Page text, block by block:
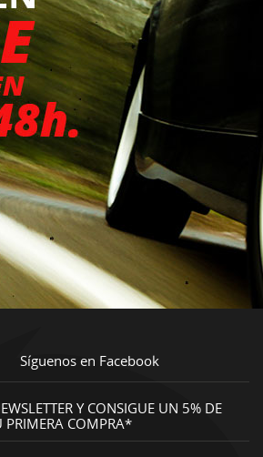
Síguenos en Facebook
Y CONSIGUE UN 5% DE
PRIMERA COMPRA*